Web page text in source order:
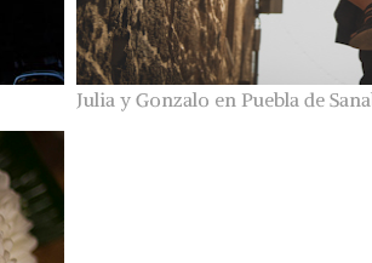
Julia y Gonzalo en Puebla de